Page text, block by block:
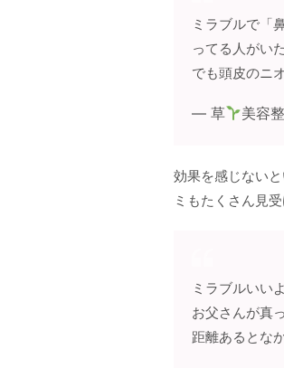
ミラブルで「
ってる人がい
でも頭皮のニ
— 草 美容
効果を感じない
ミもたくさん見受
ミラブルいい
お父さんが真
距離あるとな